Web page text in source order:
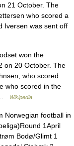
21 October. The
who scored a
Iversen was sent off
won the
on 20 October. The
who scored
who scored in the
…
Wikipedia
Norwegian football in
1April
Bodø/Glimt 1